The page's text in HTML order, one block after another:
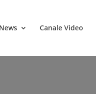
Canale Video